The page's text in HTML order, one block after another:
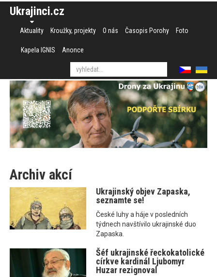
Ukrajinci.cz
Aktuality Kroužky, projekty O nás Časopis Porohy Foto
Kapela IGNIS Anonce
Archiv akcí
Ukrajinský objev Zapaska,
seznamte se!
České luhy a háje v posledních
týdnech navštívilo ukrajinské duo
Zapaska.
Šéf ukrajinské řeckokatolické
církve kardinál Ljubomyr
Huzar rezignoval